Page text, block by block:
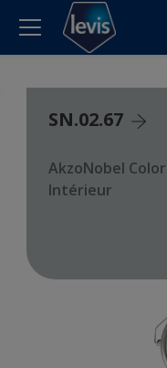
SN.02.67
AkzoNobel
Intérieur